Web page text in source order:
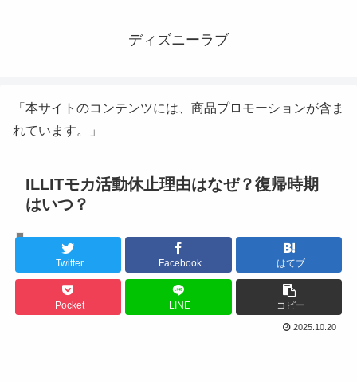
ディズニーラブ
「本サイトのコンテンツには、商品プロモーションが含ま
れています。」
ILLITモカ活動休止理由はなぜ？復帰時期
はいつ？
Twitter Facebook はてブ
Pocket LINE コピー
2025.10.20